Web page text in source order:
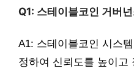
Q1: 스테이블코인 거버
A1: 스테이블코인 시스
정하여 신뢰도를 높이고